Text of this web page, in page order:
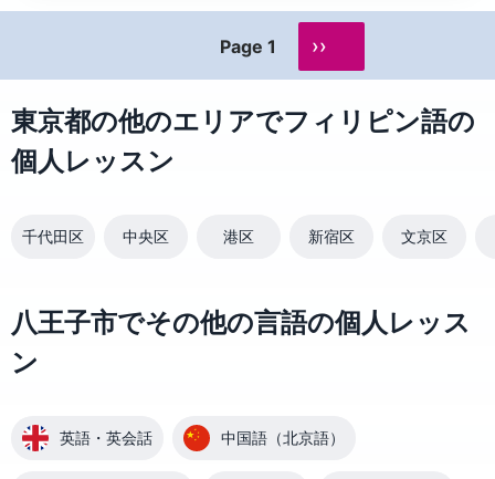
Page 1 ››
東京都の他のエリアでフィリピン語の
個人レッスン
千代田区 中央区 港区 新宿区 文京区
八王子市でその他の言語の個人レッス
ン
英語・英会話 中国語（北京語）